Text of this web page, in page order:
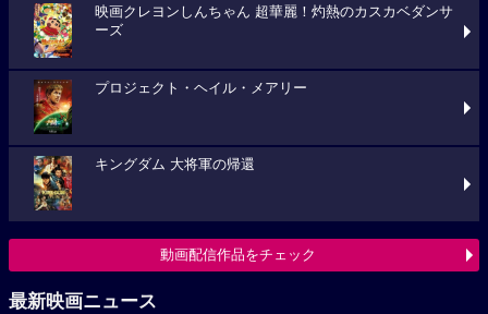
映画クレヨンしんちゃん 超華麗！灼熱のカスカベダンサ
ーズ
プロジェクト・ヘイル・メアリー
キングダム 大将軍の帰還
動画配信作品をチェック
最新映画ニュース